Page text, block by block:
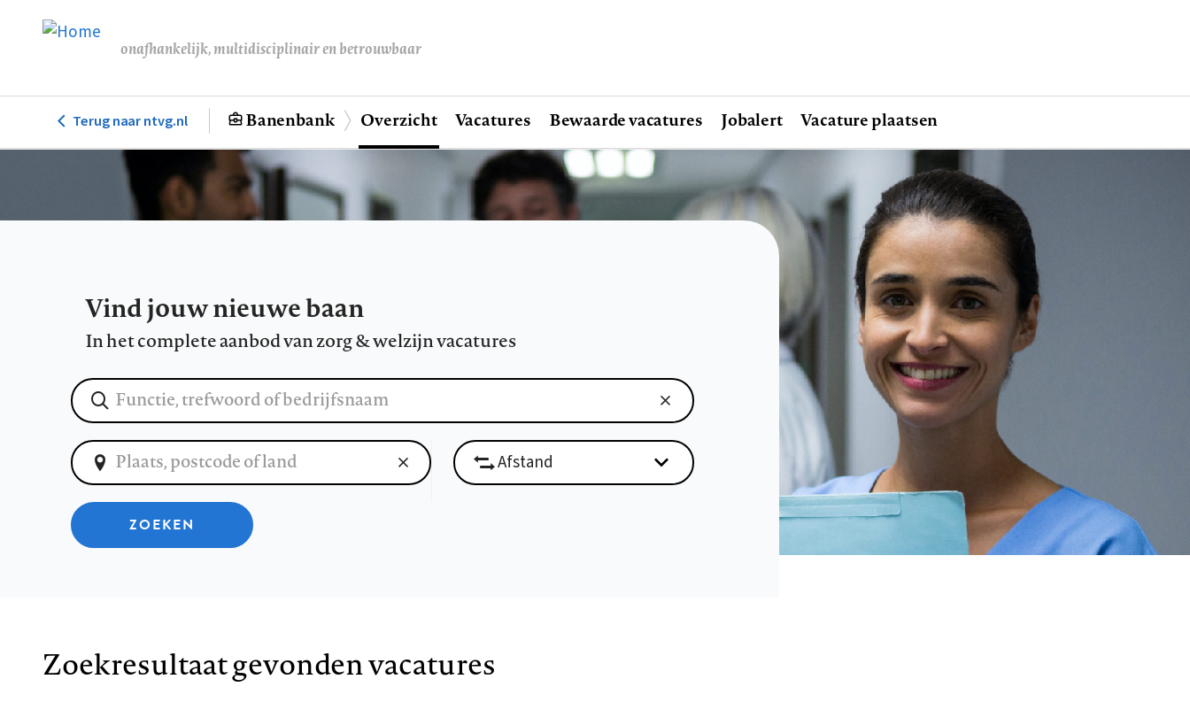
de
onafhankelijk, multidisciplinair en betrouwbaar
Hoofdnavigatie
Terug naar ntvg.nl Banenbank Overzicht Vacatures Bewaarde vacatures Jobalert Vacature plaatsen
Vind jouw nieuwe baan
In het complete aanbod van zorg & welzijn vacatures
ZOEKEN
Zoekresultaat gevonden vacatures